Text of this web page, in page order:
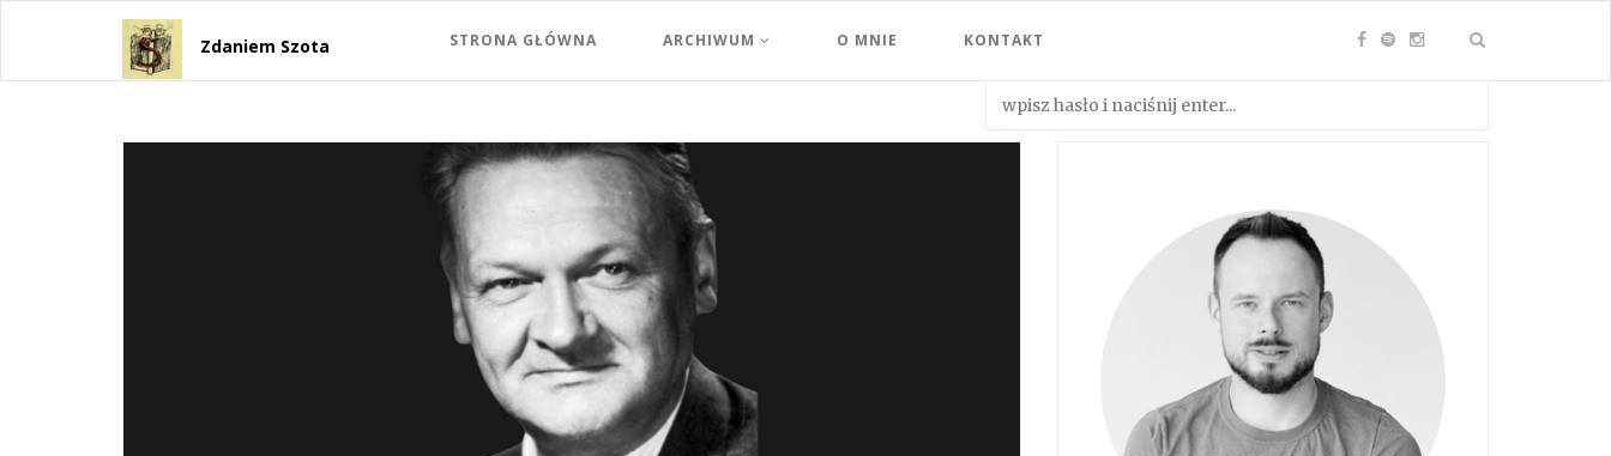
Zdaniem Szota STRONA GŁÓWNA ARCHIWUM O MNIE KONTAKT